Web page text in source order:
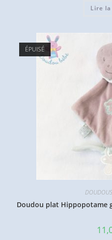
Lire
ÉPUISÉ
Doudou plat Hippopotame